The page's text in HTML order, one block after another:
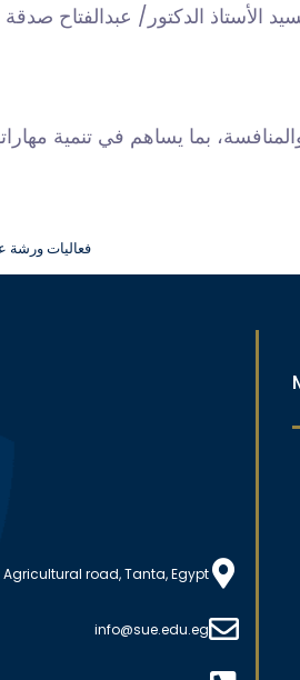
الأستاذ الدكتور/ عبدالفتاح
بما يساهم في تنمية مهاراتهم
فعاليات ورشة
road, Tanta, Egypt
info@sue.edu.eg